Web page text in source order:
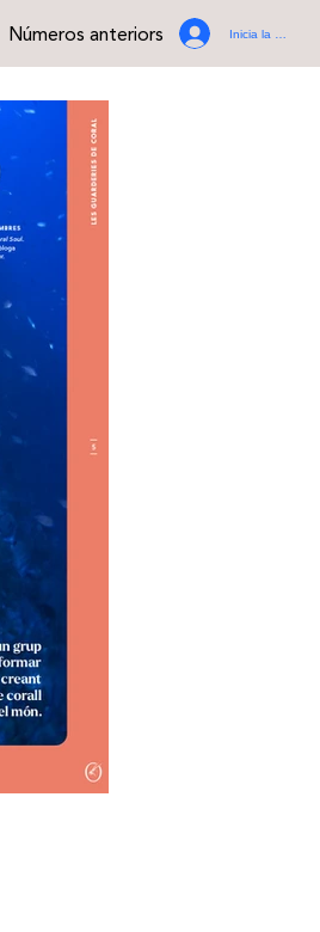
Números anteriors Inicia la sessió